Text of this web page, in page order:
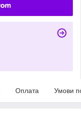
Оплата Умови